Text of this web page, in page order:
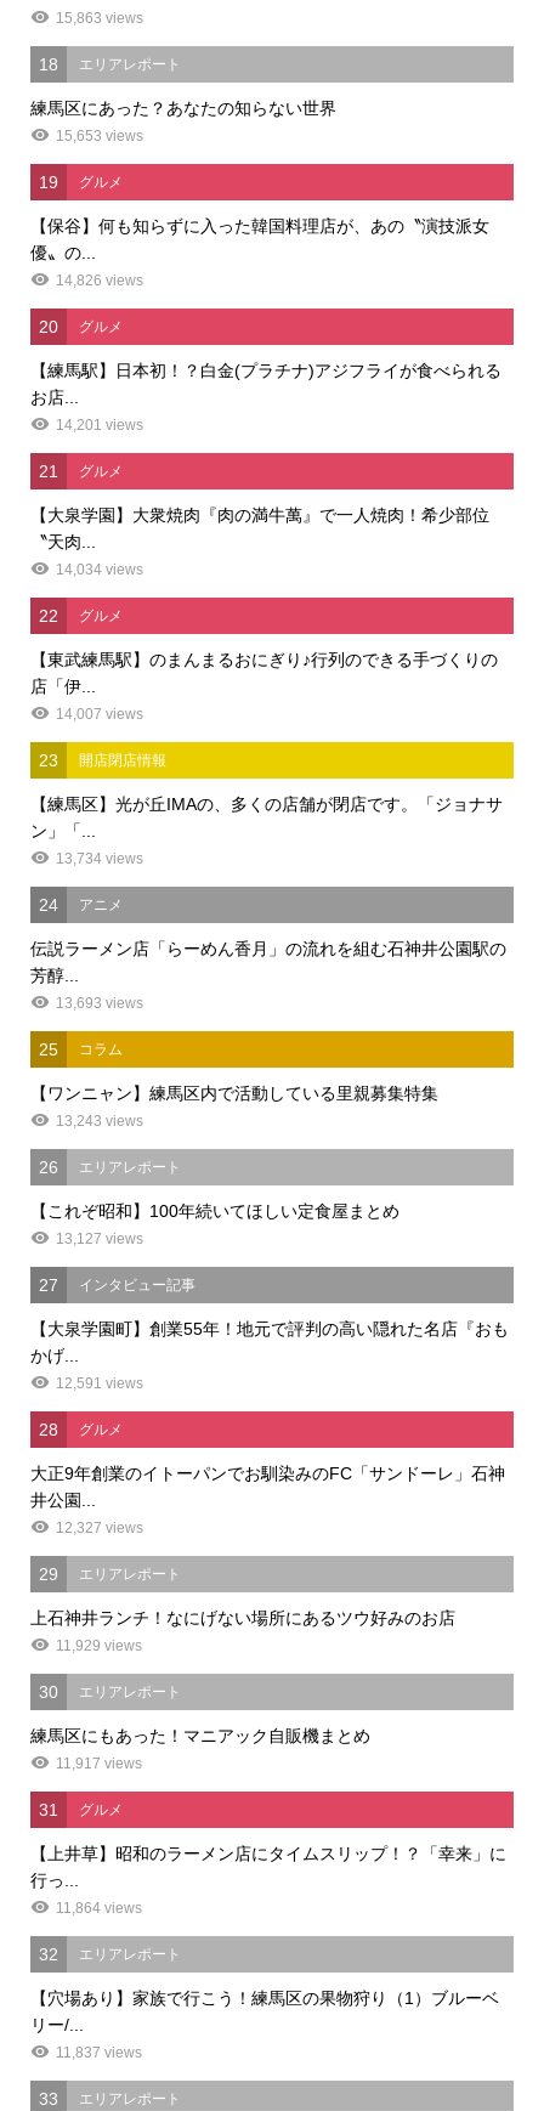
15,863 views
18 エリアレポート
練馬区にあった？あなたの知らない世界
15,653 views
19 グルメ
【保谷】何も知らずに入った韓国料理店が、あの〝演技派女
優〟の...
14,826 views
20 グルメ
【練馬駅】日本初！？白金(プラチナ)アジフライが食べられる
お店...
14,201 views
21 グルメ
【大泉学園】大衆焼肉『肉の満牛萬』で一人焼肉！希少部位
〝天肉...
14,034 views
22 グルメ
【東武練馬駅】のまんまるおにぎり♪行列のできる手づくりの
店「伊...
14,007 views
23 開店閉店情報
【練馬区】光が丘IMAの、多くの店舗が閉店です。「ジョナサ
ン」「...
13,734 views
24 アニメ
伝説ラーメン店「らーめん香月」の流れを組む石神井公園駅の
芳醇...
13,693 views
25 コラム
【ワンニャン】練馬区内で活動している里親募集特集
13,243 views
26 エリアレポート
【これぞ昭和】100年続いてほしい定食屋まとめ
13,127 views
27 インタビュー記事
【大泉学園町】創業55年！地元で評判の高い隠れた名店『おも
かげ...
12,591 views
28 グルメ
大正9年創業のイトーパンでお馴染みのFC「サンドーレ」石神
井公園...
12,327 views
29 エリアレポート
上石神井ランチ！なにげない場所にあるツウ好みのお店
11,929 views
30 エリアレポート
練馬区にもあった！マニアック自販機まとめ
11,917 views
31 グルメ
【上井草】昭和のラーメン店にタイムスリップ！？「幸来」に
行っ...
11,864 views
32 エリアレポート
【穴場あり】家族で行こう！練馬区の果物狩り（1）ブルーベ
リー/...
11,837 views
33 エリアレポート